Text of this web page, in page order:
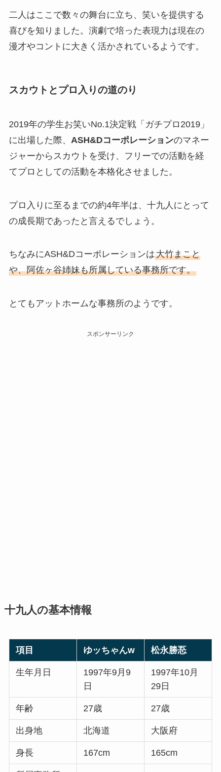
二人はここで数々の舞台に立ち、笑いを提供する
喜びを知りました。演劇で培った表現力は現在の
漫才やコントに大きく活かされているようです。
スカウトとプロ入りの道のり
2019年の学生お笑いNo.1決定戦「ガチプロ2019」
に出場した際、 ASH&Dコーポレーションのマネー
ジャーからスカウトを受け、フリーでの活動を経
てプロとしての活動を本格化させました。
プロ入りに至るまでの約4年半は、十九人にとって
の成長期であったと言えるでしょう。
ちなみにASH&Dコーポレーションは大竹まこと
や、阿佐ヶ谷姉妹も所属している事務所です。
とてもアットホームな事務所のようです。
スポンサーリンク
十九人の基本情報
項目 ゆッちゃんw 松永勝忢
生年月日
1997年9月9
日
1997年10月
29日
年齢 27歳 27歳
出身地 北海道 大阪府
身長 167cm 165cm